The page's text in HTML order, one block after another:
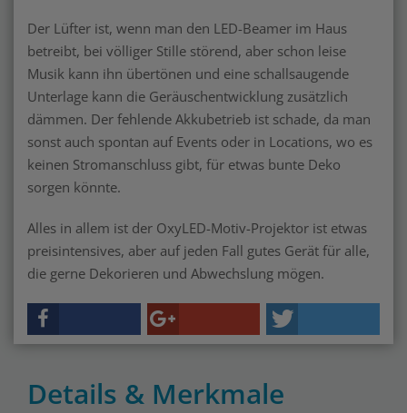
Der Lüfter ist, wenn man den LED-Beamer im Haus
betreibt, bei völliger Stille störend, aber schon leise
Musik kann ihn übertönen und eine schallsaugende
Unterlage kann die Geräuschentwicklung zusätzlich
dämmen. Der fehlende Akkubetrieb ist schade, da man
sonst auch spontan auf Events oder in Locations, wo es
keinen Stromanschluss gibt, für etwas bunte Deko
sorgen könnte.
Alles in allem ist der OxyLED-Motiv-Projektor ist etwas
preisintensives, aber auf jeden Fall gutes Gerät für alle,
die gerne Dekorieren und Abwechslung mögen.
Details & Merkmale